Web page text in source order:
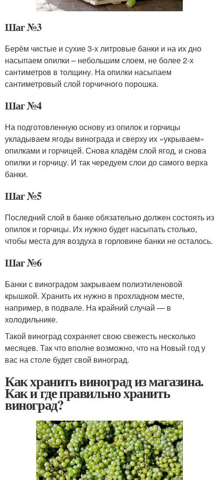
Шаг №3
Берём чистые и сухие 3-х литровые банки и на их дно
насыпаем опилки – небольшим слоем, не более 2-х
сантиметров в толщину. На опилки насыпаем
сантиметровый слой горчичного порошка.
Шаг №4
На подготовленную основу из опилок и горчицы
укладываем ягоды винограда и сверху их «укрываем»
опилками и горчицей. Снова кладём слой ягод, и снова
опилки и горчицу. И так чередуем слои до самого верха
банки.
Шаг №5
Последний слой в банке обязательно должен состоять из
опилок и горчицы. Их нужно будет насыпать столько,
чтобы места для воздуха в горловине банки не осталось.
Шаг №6
Банки с виноградом закрываем полиэтиленовой
крышкой. Хранить их нужно в прохладном месте,
например, в подвале. На крайний случай — в
холодильнике.
Такой виноград сохраняет свою свежесть несколько
месяцев. Так что вполне возможно, что на Новый год у
вас на столе будет свой виноград.
Как хранить виноград из магазина.
Как и где правильно хранить
виноград?